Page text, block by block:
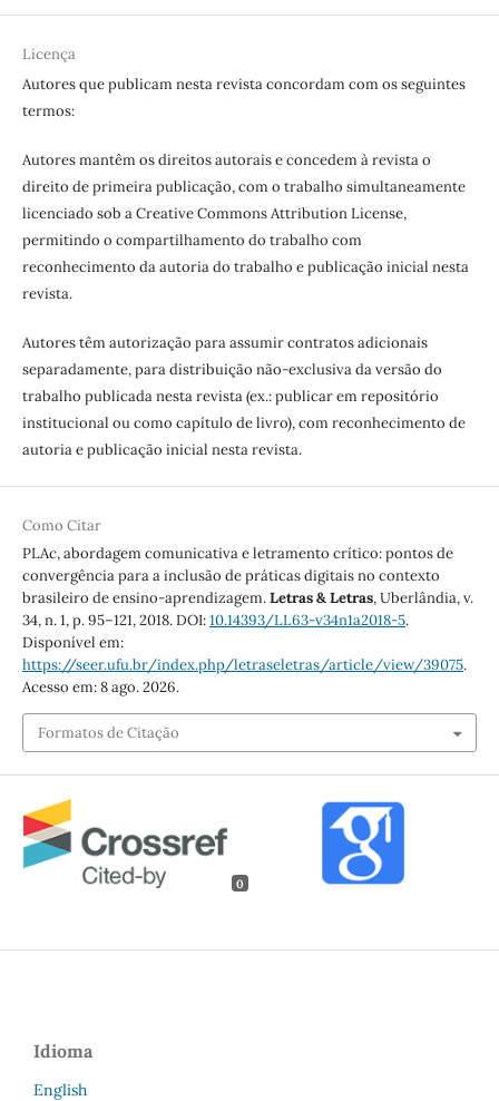
Licença
Autores que publicam nesta revista concordam com os seguintes
termos:
Autores mantêm os direitos autorais e concedem à revista o
direito de primeira publicação, com o trabalho simultaneamente
licenciado sob a Creative Commons Attribution License,
permitindo o compartilhamento do trabalho com
reconhecimento da autoria do trabalho e publicação inicial nesta
revista.
Autores têm autorização para assumir contratos adicionais
separadamente, para distribuição não-exclusiva da versão do
trabalho publicada nesta revista (ex.: publicar em repositório
institucional ou como capítulo de livro), com reconhecimento de
autoria e publicação inicial nesta revista.
Como Citar
PLAc, abordagem comunicativa e letramento crítico: pontos de
convergência para a inclusão de práticas digitais no contexto
brasileiro de ensino-aprendizagem.Letras & Letras, Uberlândia, v.
34, n. 1, p. 95–121, 2018. DOI:10.14393/LL63-v34n1a2018-5.
Disponível em:
https://seer.ufu.br/index.php/letraseletras/article/view/39075.
Acesso em: 8 ago. 2026.
Formatos de Citação
0
Idioma
English